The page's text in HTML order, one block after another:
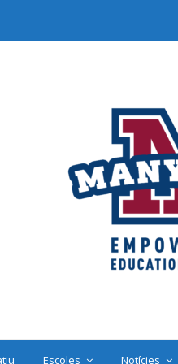
Escoles Notícies